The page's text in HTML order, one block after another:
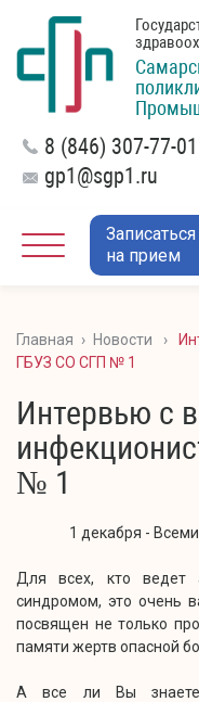
8 (846) 307-77-01
gp1@sgp1.ru
Записаться
на прием
Главная › Новости ›
ГБУЗ СО СГП № 1
Интервью с
№ 1
1 декабря -
Для всех, кто ведет
синдромом, это очень
посвящен не только
памяти жертв опасной
А все ли Вы